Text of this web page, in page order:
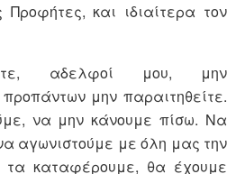
Προφήτες, και ιδιαίτερα τον
αδελφοί μου, μην
μην παραιτηθείτε.
να μην κάνουμε πίσω. Να
αγωνιστούμε με όλη μας την
τα καταφέρουμε, θα έχουμε